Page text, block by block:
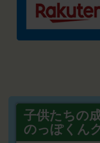
子供たちの
のっぽくん